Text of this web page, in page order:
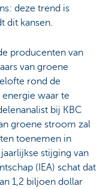
deze trend is
dit kansen.
producenten van
van groene
rond de
waar te
bij KBC
groene stroom zal
toenemen in
stijging van
(IEA) schat dat
1,2 biljoen dollar